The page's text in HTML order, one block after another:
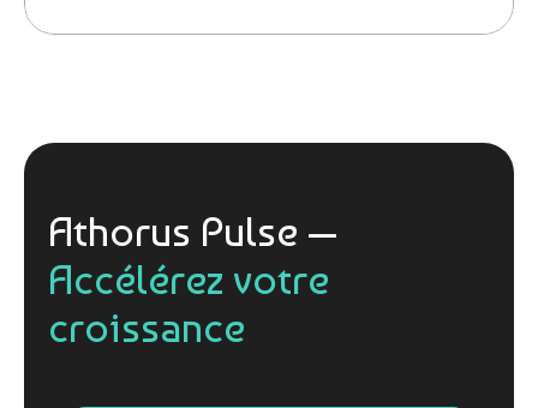
Athorus Pulse —
Accélérez votre
croissance